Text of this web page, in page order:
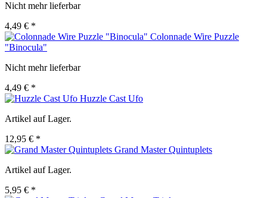
Nicht mehr lieferbar
4,49 € *
Colonnade Wire Puzzle
"Binocula"
Nicht mehr lieferbar
4,49 € *
Huzzle Cast Ufo
Artikel auf Lager.
12,95 € *
Grand Master Quintuplets
Artikel auf Lager.
5,95 € *